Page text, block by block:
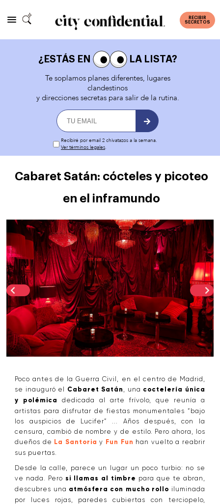
RECIBIR
SECRETOS
¿ESTÁS EN
LA LISTA?
Te soplamos planes diferentes, lugares
clandestinos
y direcciones secretas para salir de la rutina.
Recibiré por email 2 chivatazos a la semana.
Ver términos legales.
Cabaret Satán: cócteles y picoteo
en el inframundo
Poco antes de la Guerra Civil, en el centro de Madrid,
se inauguró el Cabaret Satán , una coctelería única
y polémica
dedicada al arte frívolo, que reunía a
artistas para disfrutar de fiestas monumentales “bajo
los auspicios de Lucifer” ... Años después, con la
censura, cambió de nombre y de estilo. Pero ahora, los
dueños de La Santoria y Fun Fun han vuelto a reabrir
sus puertas.
Desde la calle, parece un lugar un poco turbio: no se
ve nada. Perosi llamas al timbre para que te abran,
descubres una atmósfera con mucho rollo iluminada
por luces rojas, paredes cubiertas con terciopelo,